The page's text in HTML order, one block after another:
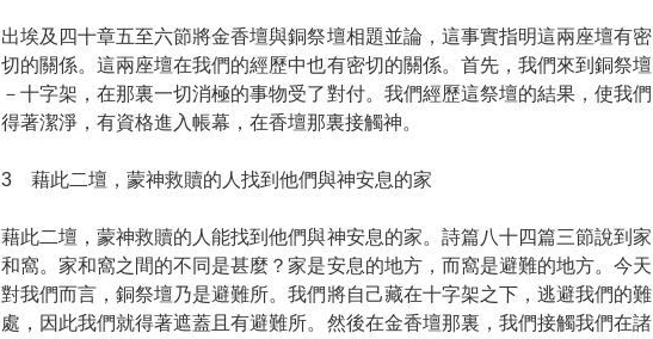
出埃及四十章五至六節將金香壇與銅祭壇相題並論，這事實指明這兩座壇有密
切的關係。這兩座壇在我們的經歷中也有密切的關係。首先，我們來到銅祭壇
－十字架，在那裏一切消極的事物受了對付。我們經歷這祭壇的結果，使我們
得著潔淨，有資格進入帳幕，在香壇那裏接觸神。
3 藉此二壇，蒙神救贖的人找到他們與神安息的家
藉此二壇，蒙神救贖的人能找到他們與神安息的家。詩篇八十四篇三節說到家
和窩。家和窩之間的不同是甚麼？家是安息的地方，而窩是避難的地方。今天
對我們而言，銅祭壇乃是避難所。我們將自己藏在十字架之下，逃避我們的難
處，因此我們就得著遮蓋且有避難所。然後在金香壇那裏，我們接觸我們在諸